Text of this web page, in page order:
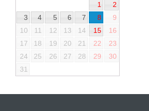
1
2
3
4 5 6 7 8
9
10
11 12 13 14 15
16
17
18 19 20 21 22
23
24
25 26 27 28 29
30
31